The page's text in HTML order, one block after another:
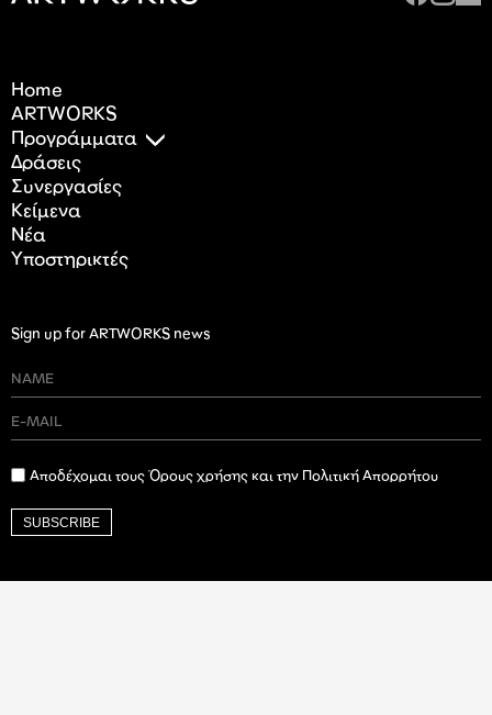
Home
ARTWORKS
Προγράμματα
Δράσεις
Συνεργασίες
Κείμενα
Nέα
Υποστηρικτές
Sign up for ARTWORKS news
Αποδέχομαι τους Όρους χρήσης και την Πολιτική Απορρήτου
SUBSCRIBE